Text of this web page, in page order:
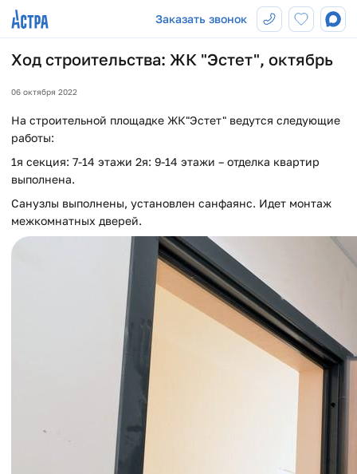
Заказать звонок
Ход строительства: ЖК "Эстет", октябрь
06 октября 2022
На строительной площадке ЖК"Эстет" ведутся следующие
работы:
1я секция: 7-14 этажи 2я: 9-14 этажи – отделка квартир
выполнена.
Санузлы выполнены, установлен санфаянс. Идет монтаж
межкомнатных дверей.